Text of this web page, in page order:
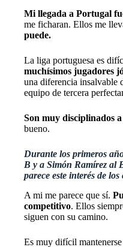
Mi llegada a Portugal
me ficharan. Ellos me
puede.
La liga portuguesa es
muchísimos jugadores
una diferencia insalvable
equipo de tercera
Son muy disciplinados
bueno.
Durante los primeros
B y a Simón Ramírez al
parece este interés de
A mi me parece que sí.
competitivo. Ellos
siguen con su camino.
Es muy difícil